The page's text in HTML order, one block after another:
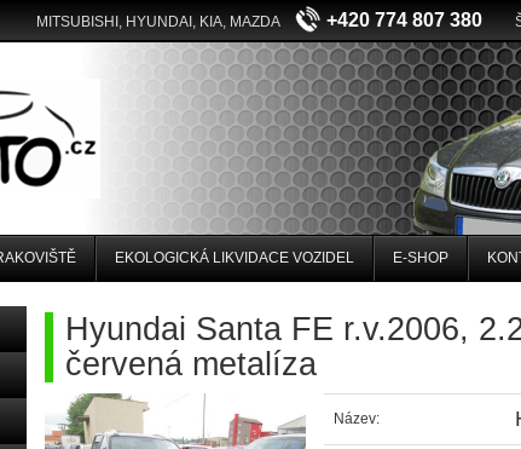
MITSUBISHI, HYUNDAI, KIA, MAZDA +420 774 807 380
EKOLOGICKÁ LIKVIDACE VOZIDEL E-SHOP
Hyundai Santa FE r.v.2006,
červená metalíza
Název: